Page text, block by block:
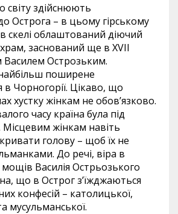
світу здійснюють
Острога – в цьому гірському
скелі облаштований діючий
заснований ще в XVII
Василем Острозьким.
поширене
в Чорногорії. Цікаво, що
хустку жінкам не обов’язково.
часу країна була під
жінкам навіть
голову – щоб їх не
До речі, віра в
мощів Василія Острьозького
що в Острог з’їжджаються
конфесій – католицької,
мусульманської.